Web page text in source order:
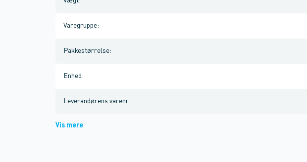
Varegruppe:
Pakkestørrelse:
Enhed :
Leverandørens varenr. :
Vis mere